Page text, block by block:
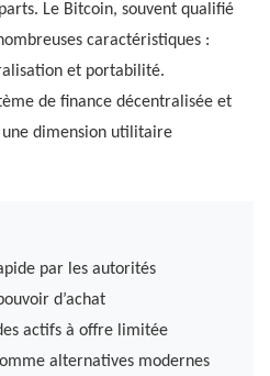
Le Bitcoin, souvent qualifié
caractéristiques :
et portabilité.
de finance décentralisée et
dimension utilitaire
par les autorités
d’achat
actifs à offre limitée
alternatives modernes